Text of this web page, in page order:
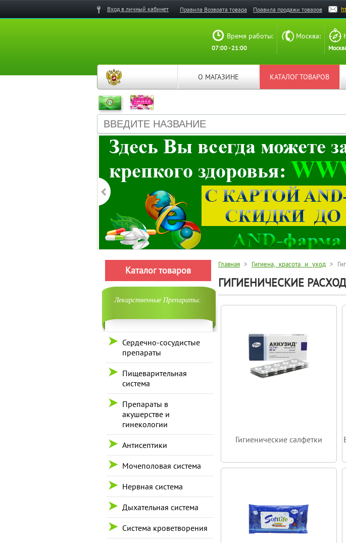
Вход в личный кабинет Правила Возврата товара Правила продажи товаров
Время работы:
07:00 - 21:00
Москва:
О МАГАЗИНЕ КАТАЛОГ ТОВАРОВ
Каталог товаров
Лекарственные Препараты:
Сердечно-сосудистые
препараты
Пищеварительная
система
Препараты в
акушерстве и
гинекологии
Антисептики
Мочеполовая система
Нервная система
Дыхательная система
Система кроветворения
Главная > Гигиена, красота и уход >
ГИГИЕНИЧЕСКИЕ
Гигиенические салфетки